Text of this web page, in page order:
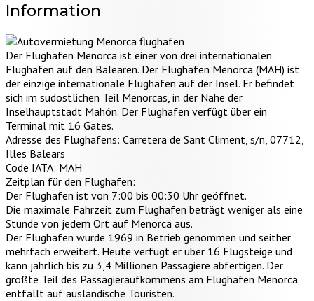
Information
Der Flughafen Menorca ist einer von drei internationalen
Flughäfen auf den Balearen. Der Flughafen Menorca (MAH) ist
der einzige internationale Flughafen auf der Insel. Er befindet
sich im südöstlichen Teil Menorcas, in der Nähe der
Inselhauptstadt Mahón. Der Flughafen verfügt über ein
Terminal mit 16 Gates.
Adresse des Flughafens: Carretera de Sant Climent, s/n, 07712,
Illes Balears
Code IATA: MAH
Zeitplan für den Flughafen:
Der Flughafen ist von 7:00 bis 00:30 Uhr geöffnet.
Die maximale Fahrzeit zum Flughafen beträgt weniger als eine
Stunde von jedem Ort auf Menorca aus.
Der Flughafen wurde 1969 in Betrieb genommen und seither
mehrfach erweitert. Heute verfügt er über 16 Flugsteige und
kann jährlich bis zu 3,4 Millionen Passagiere abfertigen. Der
größte Teil des Passagieraufkommens am Flughafen Menorca
entfällt auf ausländische Touristen.